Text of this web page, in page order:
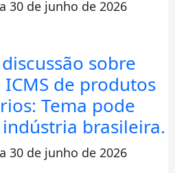
30 de junho de 2026
sobre
de produtos
Tema pode
brasileira.
30 de junho de 2026